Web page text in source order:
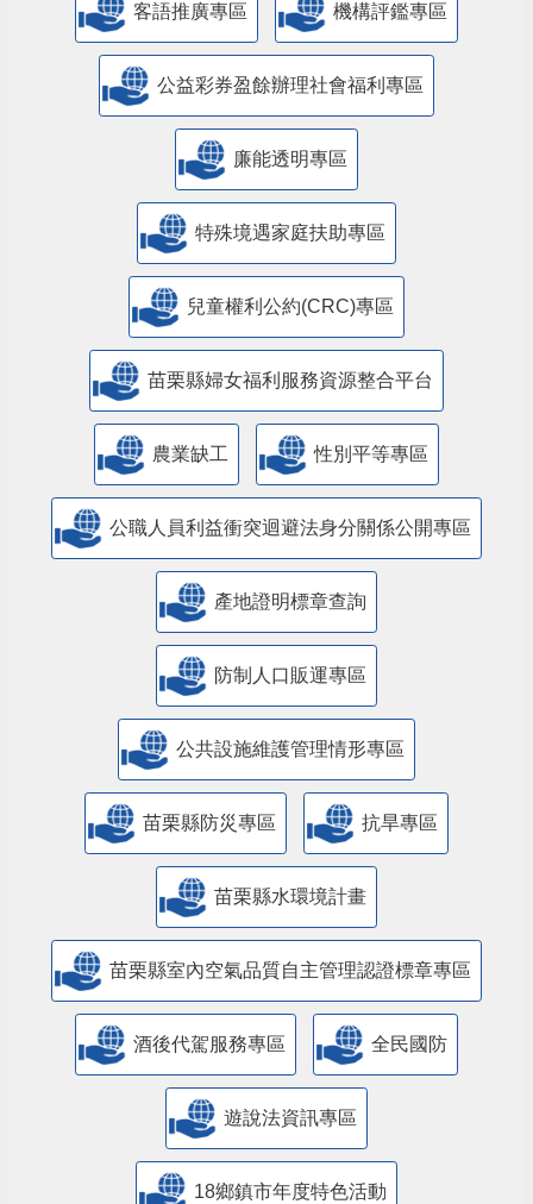
客語推廣專區 機構評鑑專區
公益彩券盈餘辦理社會福利專區
廉能透明專區
特殊境遇家庭扶助專區
兒童權利公約(CRC)專區
苗栗縣婦女福利服務資源整合平台
農業缺工 性別平等專區
公職人員利益衝突迴避法身分關係公開專區
產地證明標章查詢
防制人口販運專區
​公共設施維護管理情形專區
苗栗縣防災專區 抗旱專區
苗栗縣水環境計畫
苗栗縣室內空氣品質自主管理認證標章專區
酒後代駕服務專區 全民國防
遊說法資訊專區
18鄉鎮市年度特色活動